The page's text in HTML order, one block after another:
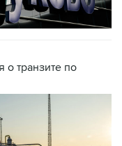
о транзите по